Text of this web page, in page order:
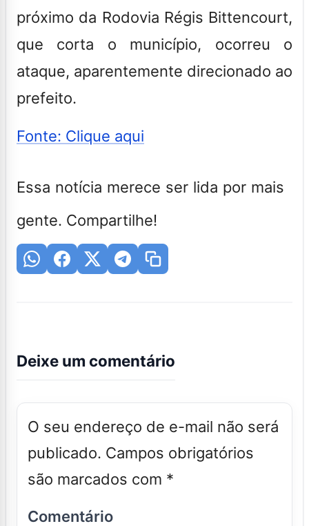
próximo da Rodovia Régis Bittencourt,
que corta o município, ocorreu o
ataque, aparentemente direcionado ao
prefeito.
Fonte: Clique aqui
Essa notícia merece ser lida por mais
gente. Compartilhe!
Deixe um comentário
O seu endereço de e-mail não será
publicado. Campos obrigatórios
são marcados com *
Comentário